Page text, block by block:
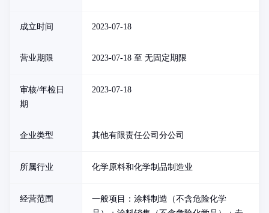
成立时间 2023-07-18
营业期限 2023-07-18 至 无固定期限
审核/年检日
期
2023-07-18
企业类型 其他有限责任公司分公司
所属行业 化学原料和化学制品制造业
经营范围
一般项目：涂料制造（不含危险化学